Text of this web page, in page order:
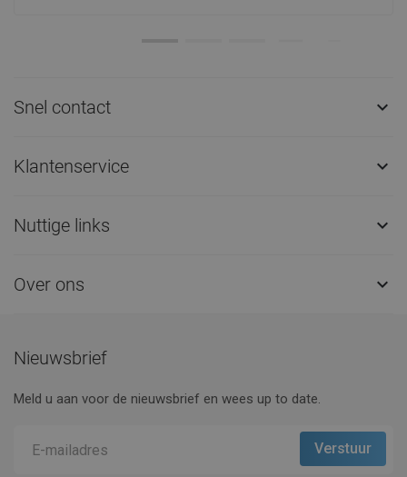
Snel contact 
Klantenservice 
Nuttige links 
Over ons 
Nieuwsbrief
Meld u aan voor de nieuwsbrief en wees up to date.